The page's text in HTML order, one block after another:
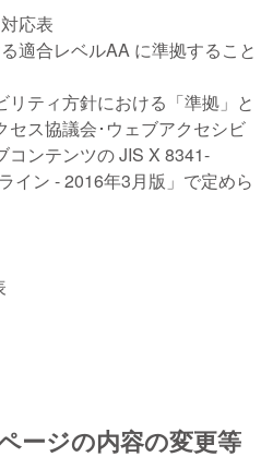
応表
適合レベルAA に準拠すること
ティ方針における「準拠」と
セス協議会･ウェブアクセシビ
コンテンツの JIS X 8341-
イン - 2016年3月版」で定めら
ージの内容の変更等